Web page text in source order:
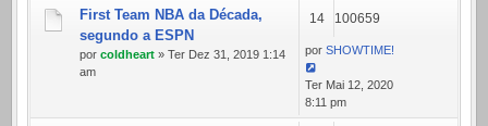
First Team NBA da Década,
segundo a ESPN
por coldheart » Ter Dez 31, 2019 1:14
am
14 100659
por SHOWTIME!
Ter Mai 12, 2020
8:11 pm